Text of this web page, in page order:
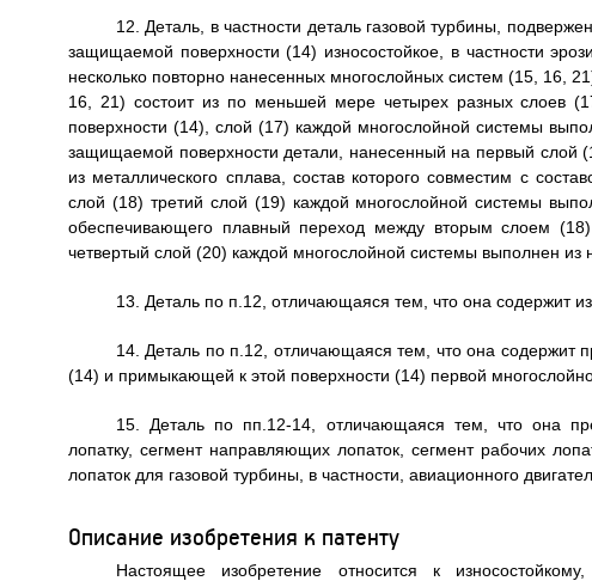
12. Деталь, в частности деталь газовой турбины,
защищаемой поверхности (14) износостойкое, в частности
несколько повторно нанесенных многослойных систем (15, 16,
16, 21) состоит из по меньшей мере четырех разных
поверхности (14), слой (17) каждой многослойной системы
защищаемой поверхности детали, нанесенный на первый слой
из металлического сплава, состав которого совместим с
слой (18) третий слой (19) каждой многослойной системы
обеспечивающего плавный переход между вторым слоем
четвертый слой (20) каждой многослойной системы выполнен из
13. Деталь по п.12, отличающаяся тем, что она содержит
14. Деталь по п.12, отличающаяся тем, что она содержит
(14) и примыкающей к этой поверхности (14) первой
15. Деталь по пп.12-14, отличающаяся тем, что она
лопатку, сегмент направляющих лопаток, сегмент рабочих
лопаток для газовой турбины, в частности, авиационного
Описание изобретения к патенту
Настоящее изобретение относится к